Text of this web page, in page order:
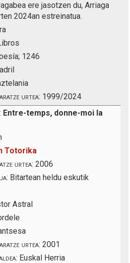
ere jasotzen du, Arriaga
2024an estreinatua.
1246
urtea: 1999/2024
Entre-temps, donne-moi la
Totorika
urtea: 2006
Bitartean heldu eskutik
Astral
urtea: 2001
Euskal Herria